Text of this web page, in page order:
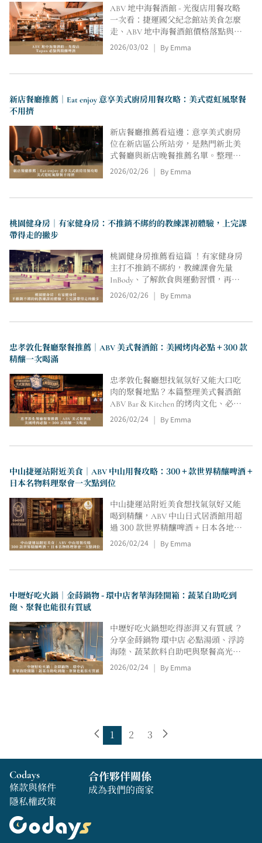
ABV 地中海餐酒館 - 光復店用餐攻略
一次看：捷運國父紀念館站美食怎麼
走、ABV 地中海餐酒館價格落點與
Tapas 點餐順序、300 + 精釀啤酒怎麼
挑，營業到凌晨 1:30，國父紀念館聚
2026/03/02 By Emma
新店餐廳推薦｜Eat enjoy 意享美式廚房用餐攻略：美式霓虹風聚餐
不用擠
新店餐廳推薦看這邊：意享美式廚房
位在新店區公所站旁，是熱門新北美
式餐廳與新店晚餐推薦名單。整理雙
人套餐必點、主餐口味亮點與千層蛋
糕攻略，聚餐點餐不踩雷。
2026/02/26 By Emma
桃園健身房｜有家健身房：不推銷不綁約的教練課初體驗，上完課
帶得走的撇步
桃園健身房推薦看這篇 ！有家健身房
主打不推銷不綁約，教練課會先量
InBody、了解飲食與運動習慣，再依
時間與目標客製化菜單；訓練含暖
身、深蹲、背肌、平板與大腿訓練，
2026/02/26 By Emma
忠孝敦化餐廳聚餐推薦｜ABV 美式餐酒館：美國烤肉必點 + 300 款
精釀一次喝滿
忠孝敦化餐廳想找氣氛好又能大口吃
肉的聚餐地點？本篇整理美式餐酒館
ABV Bar & Kitchen 的烤肉文化、必點
烤牛胸與手撕豬、精釀啤酒怎麼挑，
2026/02/24 By Emma
中山捷運站附近美食｜ABV 中山用餐攻略：300 + 款世界精釀啤酒 +
日本名物料理聚會一次點到位
中山捷運站附近美食想找氣氛好又能
喝到精釀，ABV 中山日式居酒館用超
過 300 款世界精釀啤酒 + 日本各地名
物料理撐起宵夜場。本文整理必點菜
色亮點、適合聚會的座位感、酒精 /
2026/02/24 By Emma
中壢好吃火鍋｜金蒔鍋物 - 環中店奢華海陸開箱：蔬菜自助吃到
飽、聚餐也能很有質感
中壢好吃火鍋想吃得澎湃又有質感 ？
分享金蒔鍋物 環中店 必點湯頭、浮誇
海陸、蔬菜飲料自助吧與聚餐高光時
刻，附營業時間、地址與 Google
Map，約會聚餐不踩雷。
2026/02/24 By Emma
1 2 3
Codays
條款與條件
隱私權政策
合作夥伴關係
成為我們的商家